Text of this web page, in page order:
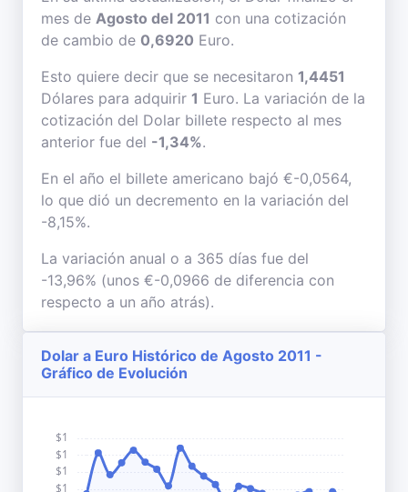
mes de Agosto del 2011 con una cotización
de cambio de 0,6920 Euro.
Esto quiere decir que se necesitaron 1,4451
Dólares para adquirir 1 Euro. La variación de la
cotización del Dolar billete respecto al mes
anterior fue del -1,34%.
En el año el billete americano bajó €-0,0564,
lo que dió un decremento en la variación del
-8,15%.
La variación anual o a 365 días fue del
-13,96% (unos €-0,0966 de diferencia con
respecto a un año atrás).
Dolar a Euro Histórico de Agosto 2011 -
Gráfico de Evolución